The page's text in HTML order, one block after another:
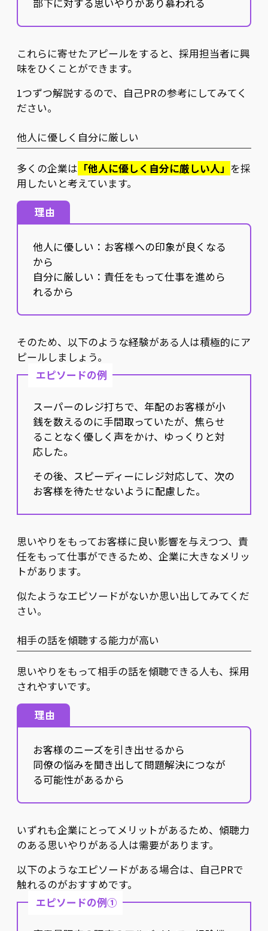
これらに寄せたアピールをすると、採用担当者に興
味をひくことができます。
1つずつ解説するので、自己PRの参考にしてみてく
ださい。
他人に優しく自分に厳しい
多くの企業は 「他人に優しく自分に厳しい人」 を採
用したいと考えています。
理由
他人に優しい：お客様への印象が良くなる
から
自分に厳しい：責任をもって仕事を進めら
れるから
そのため、以下のような経験がある人は積極的にア
ピールしましょう。
エピソードの例
スーパーのレジ打ちで、年配のお客様が小
銭を数えるのに手間取っていたが、焦らせ
ることなく優しく声をかけ、ゆっくりと対
応した。
その後、スピーディーにレジ対応して、次の
お客様を待たせないように配慮した。
思いやりをもってお客様に良い影響を与えつつ、責
任をもって仕事ができるため、企業に大きなメリッ
トがあります。
似たようなエピソードがないか思い出してみてくだ
さい。
相手の話を傾聴する能力が高い
思いやりをもって相手の話を傾聴できる人も、採用
されやすいです。
理由
お客様のニーズを引き出せるから
同僚の悩みを聞き出して問題解決につなが
る可能性があるから
いずれも企業にとってメリットがあるため、傾聴力
のある思いやりがある人は需要があります。
以下のようなエピソードがある場合は、自己PRで
触れるのがおすすめです。
エピソードの例①